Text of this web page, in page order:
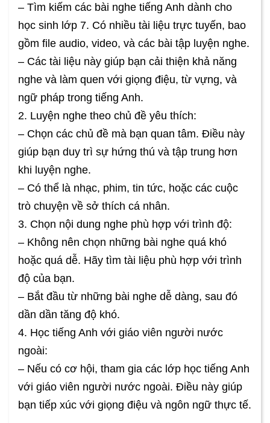
– Tìm kiếm các bài nghe tiếng Anh dành cho
học sinh lớp 7. Có nhiều tài liệu trực tuyến, bao
gồm file audio, video, và các bài tập luyện nghe.
– Các tài liệu này giúp bạn cải thiện khả năng
nghe và làm quen với giọng điệu, từ vựng, và
ngữ pháp trong tiếng Anh.
2. Luyện nghe theo chủ đề yêu thích:
– Chọn các chủ đề mà bạn quan tâm. Điều này
giúp bạn duy trì sự hứng thú và tập trung hơn
khi luyện nghe.
– Có thể là nhạc, phim, tin tức, hoặc các cuộc
trò chuyện về sở thích cá nhân.
3. Chọn nội dung nghe phù hợp với trình độ:
– Không nên chọn những bài nghe quá khó
hoặc quá dễ. Hãy tìm tài liệu phù hợp với trình
độ của bạn.
– Bắt đầu từ những bài nghe dễ dàng, sau đó
dần dần tăng độ khó.
4. Học tiếng Anh với giáo viên người nước
ngoài:
– Nếu có cơ hội, tham gia các lớp học tiếng Anh
với giáo viên người nước ngoài. Điều này giúp
bạn tiếp xúc với giọng điệu và ngôn ngữ thực tế.